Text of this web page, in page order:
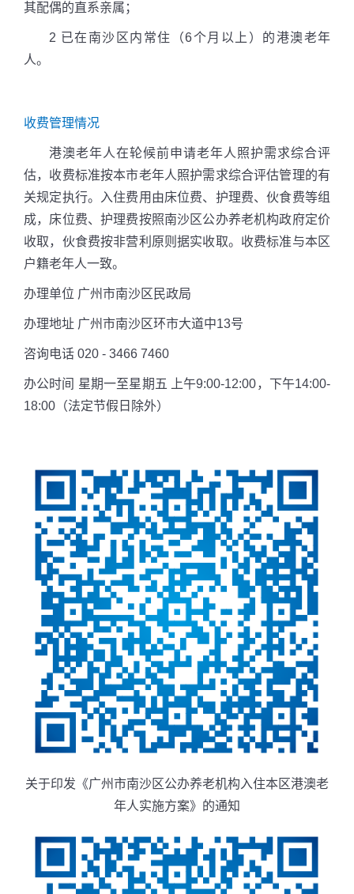
其配偶的直系亲属；
2 已在南沙区内常住（6个月以上）的港澳老年
人。
收费管理情况
港澳老年人在轮候前申请老年人照护需求综合评
估，收费标准按本市老年人照护需求综合评估管理的有
关规定执行。入住费用由床位费、护理费、伙食费等组
成，床位费、护理费按照南沙区公办养老机构政府定价
收取，伙食费按非营利原则据实收取。收费标准与本区
户籍老年人一致。
办理单位 广州市南沙区民政局
办理地址 广州市南沙区环市大道中13号
咨询电话 020 - 3466 7460
办公时间 星期一至星期五
上午9:00-12:00，下午14:00-
18:00（法定节假日除外）
关于印发《广州市南沙区公办养老机构 入住本区港澳老
年人实施方案》的通知